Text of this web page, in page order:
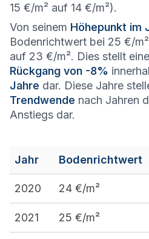
15 €/m² auf 14 €/m²).
Von seinem Höhepunkt im
Bodenrichtwert bei 25 €/
auf 23 €/m². Dies stellt
Rückgang von -8%
Jahre dar. Diese Jahre
Trendwende nach Jahren
Anstiegs dar.
Jahr Bodenrichtwert
2020 24 €/m²
2021 25 €/m²